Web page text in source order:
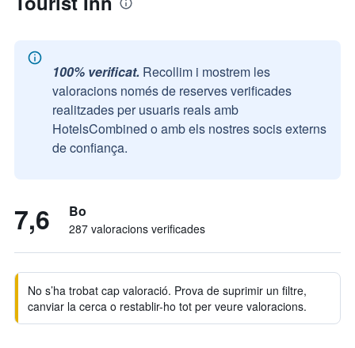
100% verificat. Recollim i mostrem les
valoracions només de reserves verificades
realitzades per usuaris reals amb
HotelsCombined o amb els nostres socis externs
de confiança.
7,6 Bo
287 valoracions verificades
No s’ha trobat cap valoració. Prova de suprimir un filtre,
canviar la cerca o restablir-ho tot per veure valoracions.